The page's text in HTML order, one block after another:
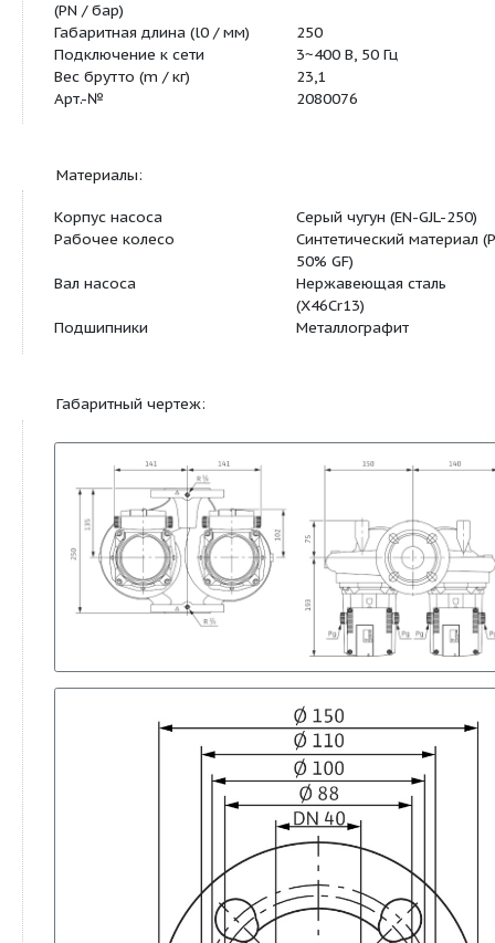
Макс. расход (Qmax / м3/ч)
Макс. напор (Hmax / M)
Подсоединение к
трубопроводу
диаметр фланца
(PN / бар)
Габаритная длина (l0 / мм)
250
3~400 B, 50 Гц
23,1
Арт.-№
2080076
Материалы:
Корпус насоса
Серый чугун (EN-
Рабочее колесо
50% GF)
Вал насоса
Нержавеющая
(X46Cr13)
Подшипники
Металлографит
Габаритный чертеж: